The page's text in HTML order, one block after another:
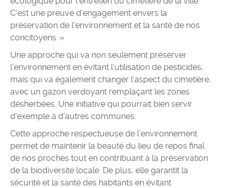
C’est une preuve d’engagement envers la
préservation de l’environnement et la santé de nos
concitoyens. »
Une approche qui va non seulement préserver
l’environnement en évitant l’utilisation de pesticides,
mais qui va également changer l’aspect du cimetière,
avec un gazon verdoyant remplaçant les zones
désherbées. Une initiative qui pourrait bien servir
d’exemple à d’autres communes.
Cette approche respectueuse de l’environnement
permet de maintenir la beauté du lieu de repos final
de nos proches tout en contribuant à la préservation
de la biodiversité locale. De plus, elle garantit la
sécurité et la santé des habitants en évitant